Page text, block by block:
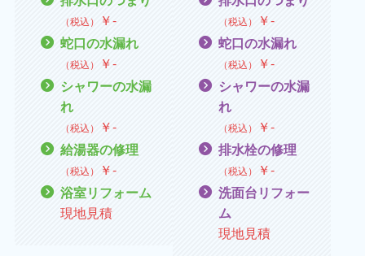
（税込） ￥‐
蛇口の水漏れ
（税込） ￥‐
シャワーの水漏
れ
（税込） ￥‐
給湯器の修理
（税込） ￥‐
浴室リフォーム
現地見積
（税込） ￥‐
蛇口の水漏れ
（税込） ￥‐
シャワーの水漏
れ
（税込） ￥‐
排水栓の修理
（税込） ￥‐
洗面台リフォー
ム
現地見積